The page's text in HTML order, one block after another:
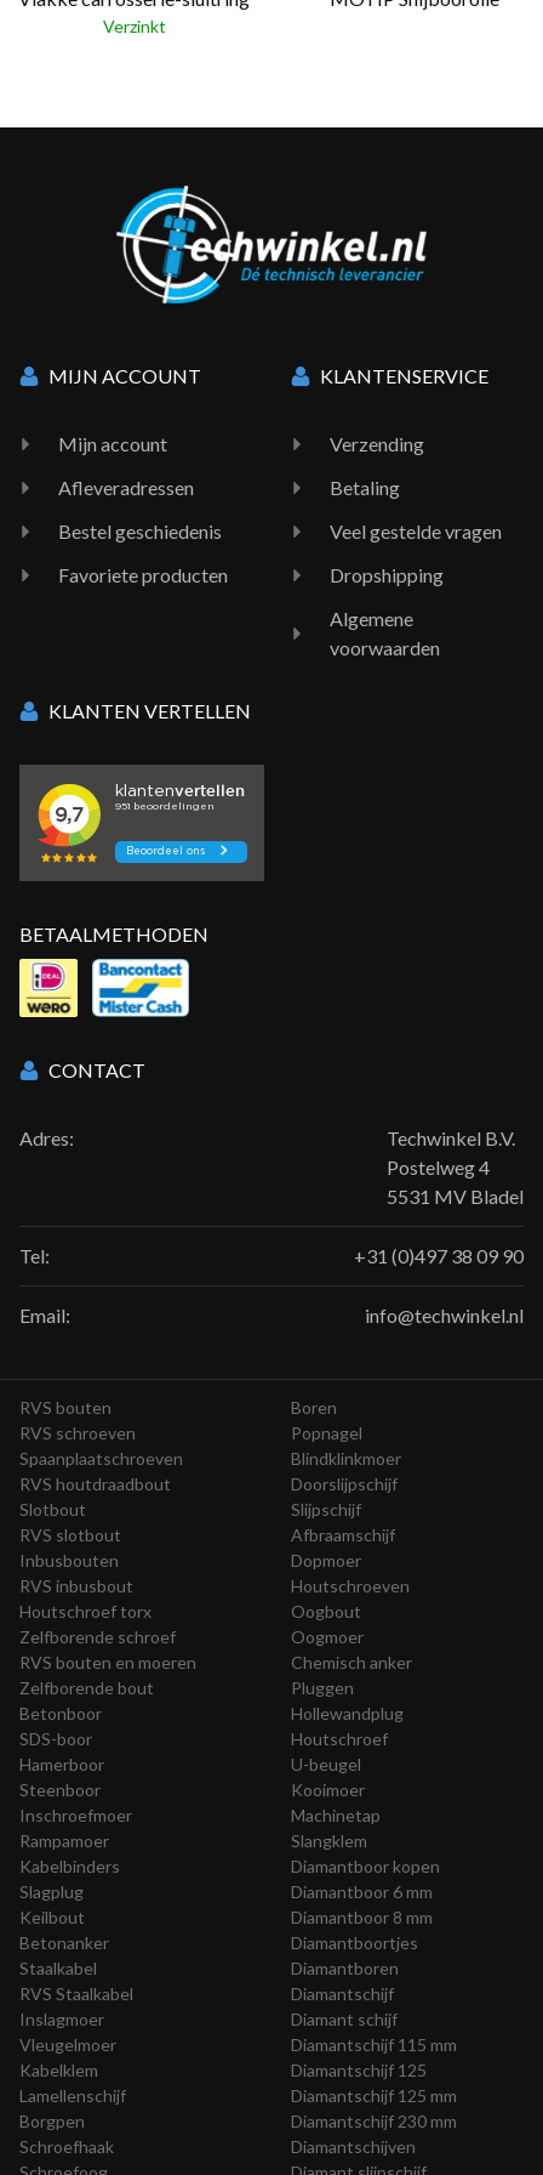
Verzinkt
MIJN ACCOUNT
Mijn account
Afleveradressen
Bestel geschiedenis
Favoriete producten
KLANTENSERVICE
Verzending
Betaling
Veel gestelde vragen
Dropshipping
Algemene
voorwaarden
KLANTEN VERTELLEN
BETAALMETHODEN
CONTACT
Adres:
Techwinkel B.V.
Postelweg 4
5531 MV Bladel
Tel: +31 (0)497 38 09 90
Email: info@techwinkel.nl
RVS bouten
RVS schroeven
Spaanplaatschroeven
RVS houtdraadbout
Slotbout
RVS slotbout
Inbusbouten
RVS inbusbout
Houtschroef torx
Zelfborende schroef
RVS bouten en moeren
Zelfborende bout
Betonboor
SDS-boor
Hamerboor
Steenboor
Boren
Popnagel
Blindklinkmoer
Doorslijpschijf
Slijpschijf
Afbraamschijf
Dopmoer
Houtschroeven
Oogbout
Oogmoer
Chemisch anker
Pluggen
Hollewandplug
Houtschroef
U-beugel
Kooimoer
Inschroefmoer
Rampamoer
Kabelbinders
Slagplug
Keilbout
Betonanker
Staalkabel
RVS Staalkabel
Inslagmoer
Vleugelmoer
Kabelklem
Lamellenschijf
Borgpen
Schroefhaak
Machinetap
Slangklem
Diamantboor kopen
Diamantboor 6 mm
Diamantboor 8 mm
Diamantboortjes
Diamantboren
Diamantschijf
Diamant schijf
Diamantschijf 115 mm
Diamantschijf 125
Diamantschijf 125 mm
Diamantschijf 230 mm
Diamantschijven